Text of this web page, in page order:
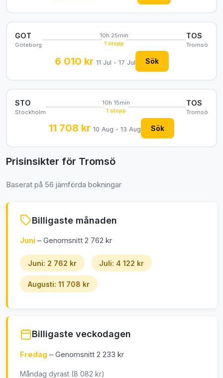
GOT
Göteborg
10h 25min
1 stopp
TOS
Tromsö
6 010 kr 11 Jul - 17 Jul Sök
STO
Stockholm
10h 15min
1 stopp
TOS
Tromsö
11 708 kr 10 Aug - 13 Aug Sök
Prisinsikter för Tromsö
Baserat på 56 jämförda bokningar
Billigaste månaden
Juni – Genomsnitt 2 762 kr
Juni: 2 762 kr Juli: 4 122 kr
Augusti: 11 708 kr
Billigaste veckodagen
Fredag – Genomsnitt 2 233 kr
Måndag dyrast (8 082 kr)